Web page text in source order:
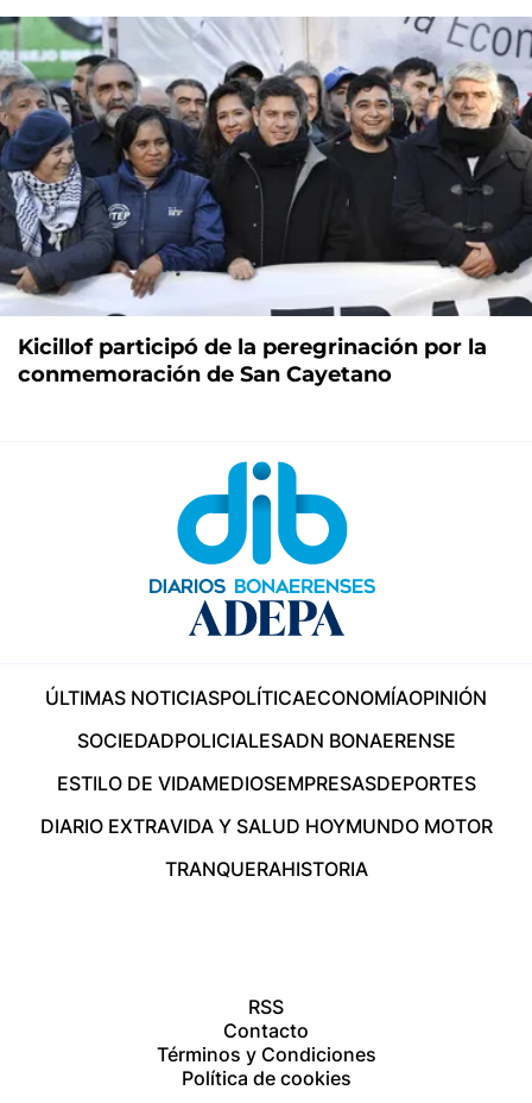
Kicillof participó de la peregrinación por la
conmemoración de San Cayetano
ÚLTIMAS NOTICIASPOLÍTICAECONOMÍAOPINIÓN
SOCIEDADPOLICIALESADN BONAERENSE
ESTILO DE VIDAMEDIOSEMPRESASDEPORTES
DIARIO EXTRAVIDA Y SALUD HOYMUNDO MOTOR
TRANQUERAHISTORIA
RSS
Contacto
Términos y Condiciones
Política de cookies